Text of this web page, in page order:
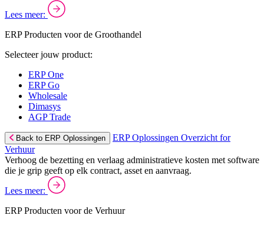
Lees meer:
ERP Producten voor de Groothandel
Selecteer jouw product:
ERP One
ERP Go
Wholesale
Dimasys
AGP Trade
Back to ERP Oplossingen
ERP Oplossingen Overzicht for
Verhuur
Verhoog de bezetting en verlaag administratieve kosten met software
die je grip geeft op elk contract, asset en aanvraag.
Lees meer:
ERP Producten voor de Verhuur